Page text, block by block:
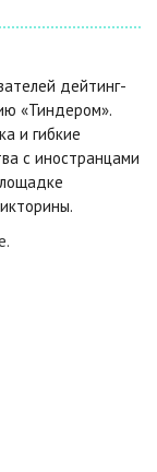
дейтинг-
«Тиндером».
и гибкие
с иностранцами